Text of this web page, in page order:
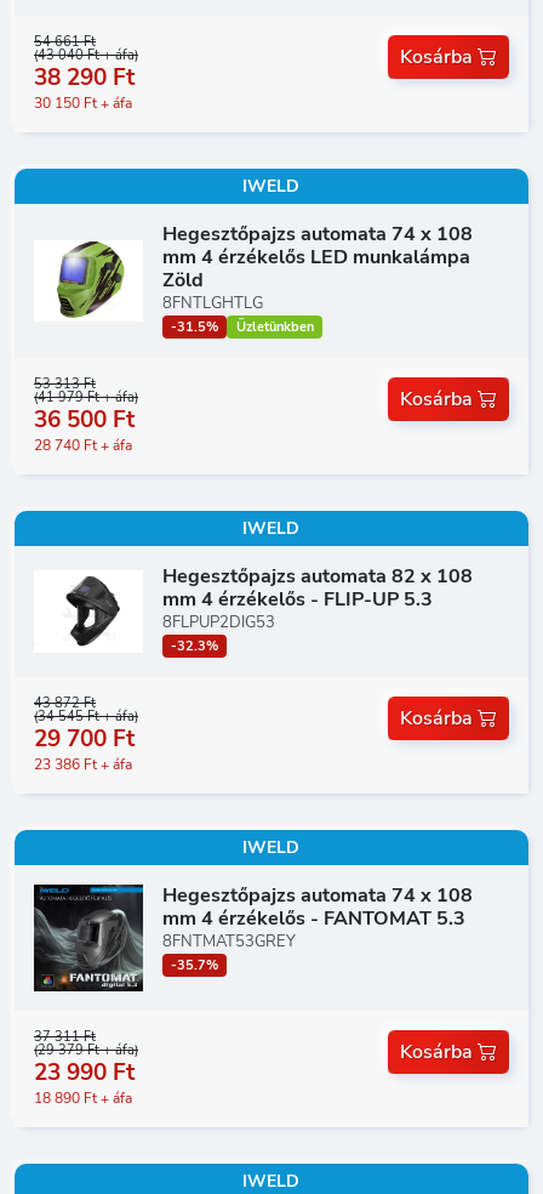
54 661 Ft
(43 040 Ft + áfa)
38 290 Ft
30 150 Ft + áfa
Kosárba
IWELD
Hegesztőpajzs automata 74 x 108
mm 4 érzékelős LED munkalámpa
Zöld
8FNTLGHTLG
-31.5% Üzletünkben
53 313 Ft
(41 979 Ft + áfa)
36 500 Ft
28 740 Ft + áfa
Kosárba
IWELD
Hegesztőpajzs automata 82 x 108
mm 4 érzékelős - FLIP-UP 5.3
8FLPUP2DIG53
-32.3%
43 872 Ft
(34 545 Ft + áfa)
29 700 Ft
23 386 Ft + áfa
Kosárba
IWELD
Hegesztőpajzs automata 74 x 108
mm 4 érzékelős - FANTOMAT 5.3
8FNTMAT53GREY
-35.7%
37 311 Ft
(29 379 Ft + áfa)
23 990 Ft
18 890 Ft + áfa
Kosárba
IWELD